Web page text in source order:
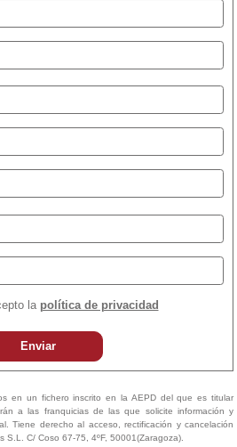
la política de privacidad
Enviar
en un fichero inscrito en la AEPD del que es titular
a las franquicias de las que solicite información y
Tiene derecho al acceso, rectificación y cancelación
C/ Coso 67-75, 4ºF, 50001(Zaragoza).